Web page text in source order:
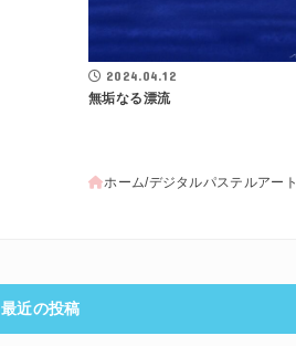
2024.04.12
無垢なる漂流
ホーム デジタルパステルアート
最近の投稿